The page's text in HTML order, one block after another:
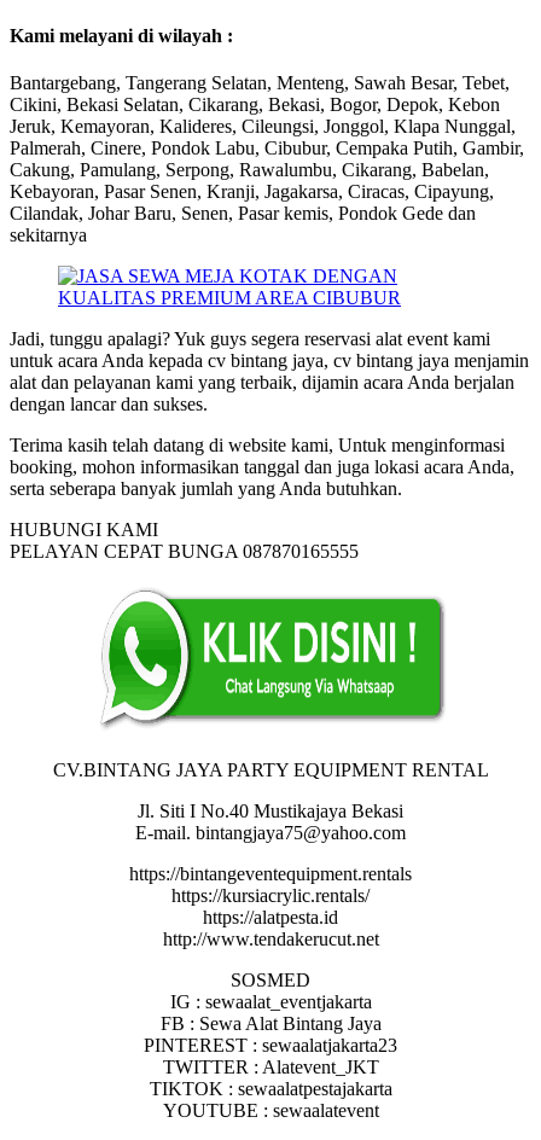
Kami melayani di wilayah :
Bantargebang, Tangerang Selatan, Menteng, Sawah Besar, Tebet,
Cikini, Bekasi Selatan, Cikarang, Bekasi, Bogor, Depok, Kebon
Jeruk, Kemayoran, Kalideres, Cileungsi, Jonggol, Klapa Nunggal,
Palmerah, Cinere, Pondok Labu, Cibubur, Cempaka Putih, Gambir,
Cakung, Pamulang, Serpong, Rawalumbu, Cikarang, Babelan,
Kebayoran, Pasar Senen, Kranji, Jagakarsa, Ciracas, Cipayung,
Cilandak, Johar Baru, Senen, Pasar kemis, Pondok Gede dan
sekitarnya
Jadi, tunggu apalagi? Yuk guys segera reservasi alat event kami
untuk acara Anda kepada cv bintang jaya, cv bintang jaya menjamin
alat dan pelayanan kami yang terbaik, dijamin acara Anda berjalan
dengan lancar dan sukses.
Terima kasih telah datang di website kami, Untuk menginformasi
booking, mohon informasikan tanggal dan juga lokasi acara Anda,
serta seberapa banyak jumlah yang Anda butuhkan.
HUBUNGI KAMI
PELAYAN CEPAT BUNGA 087870165555
CV.BINTANG JAYA PARTY EQUIPMENT RENTAL
Jl. Siti I No.40 Mustikajaya Bekasi
E-mail. bintangjaya75@yahoo.com
https://bintangeventequipment.rentals
https://kursiacrylic.rentals/
https://alatpesta.id
http://www.tendakerucut.net
SOSMED
IG : sewaalat_eventjakarta
FB : Sewa Alat Bintang Jaya
PINTEREST : sewaalatjakarta23
TWITTER : Alatevent_JKT
TIKTOK : sewaalatpestajakarta
YOUTUBE : sewaalatevent